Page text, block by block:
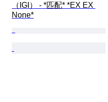
（IGI） - *匹配* *EX EX
None*